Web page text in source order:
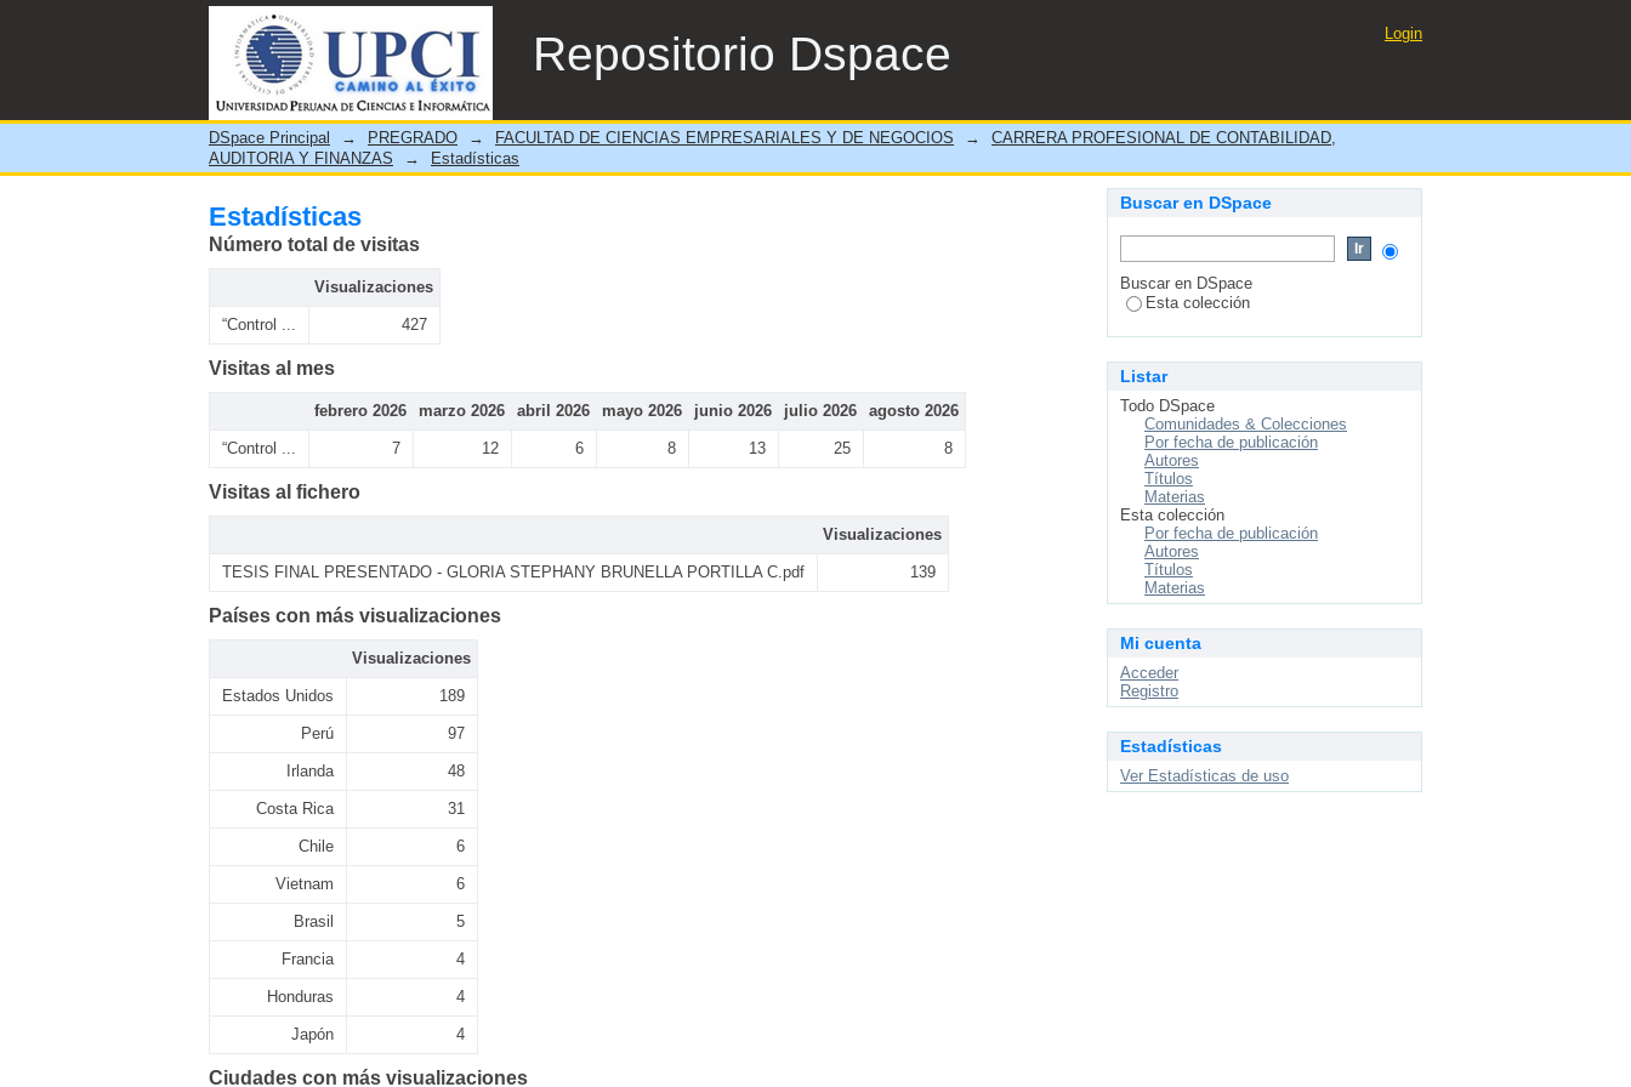
Repositorio Dspace
Estadísticas
Login
DSpace Principal → PREGRADO → FACULTAD DE CIENCIAS EMPRESARIALES Y DE NEGOCIOS →
CARRERA PROFESIONAL DE CONTABILIDAD,
AUDITORIA Y FINANZAS
→ Estadísticas
Estadísticas
Número total de visitas
Visualizaciones
“Control ... 427
Visitas al mes
febrero 2026 marzo 2026 abril 2026 mayo 2026 junio 2026 julio 2026 agosto 2026
“Control ... 7 12 6 8 13 25 8
Visitas al fichero
Visualizaciones
TESIS FINAL PRESENTADO - GLORIA STEPHANY BRUNELLA PORTILLA C.pdf 139
Países con más visualizaciones
Visualizaciones
Estados Unidos 189
Perú 97
Irlanda 48
Costa Rica 31
Chile 6
Vietnam 6
Brasil 5
Francia 4
Honduras 4
Japón 4
Ciudades con más visualizaciones
Buscar en DSpace
Buscar en DSpace
Esta colección
Listar
Todo DSpace
Comunidades & Colecciones
Por fecha de publicación
Autores
Títulos
Materias
Esta colección
Por fecha de publicación
Autores
Títulos
Materias
Mi cuenta
Acceder
Registro
Estadísticas
Ver Estadísticas de uso